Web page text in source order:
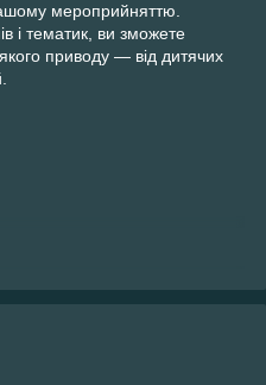
мероприйняттю.
і тематик, ви зможете
приводу — від дитячих